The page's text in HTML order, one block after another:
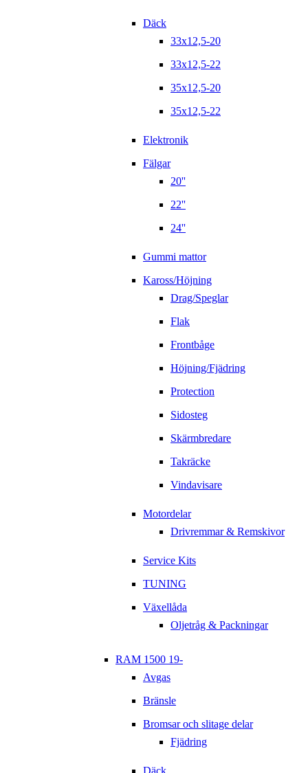
Däck
33x12,5-20
33x12,5-22
35x12,5-20
35x12,5-22
Elektronik
Fälgar
20''
22''
24''
Gummi mattor
Kaross/Höjning
Drag/Speglar
Flak
Frontbåge
Höjning/Fjädring
Protection
Sidosteg
Skärmbredare
Takräcke
Vindavisare
Motordelar
Drivremmar & Remskivor
Service Kits
TUNING
Växellåda
Oljetråg & Packningar
RAM 1500 19-
Avgas
Bränsle
Bromsar och slitage delar
Fjädring
Däck